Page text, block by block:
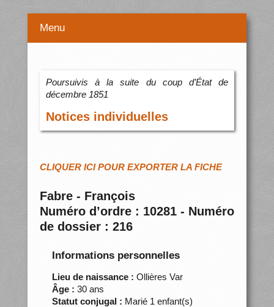
Menu
Poursuivis à la suite du coup d’État de
décembre 1851
Notices individuelles
CLIQUER ICI POUR EXPORTER LA FICHE
Fabre - François
Numéro d’ordre : 10281 - Numéro
de dossier : 216
Informations personnelles
Lieu de naissance : Ollières Var
Âge : 30 ans
Statut conjugal : Marié 1 enfant(s)